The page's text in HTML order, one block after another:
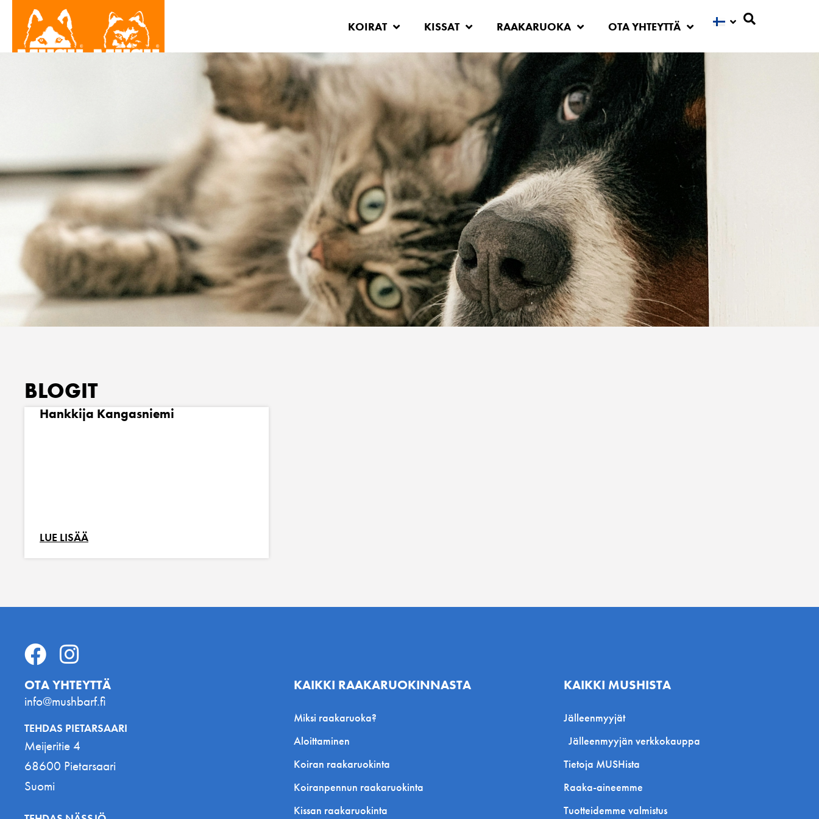
KOIRAT KISSAT RAAKARUOKA OTA YHTEYTTÄ
BLOGIT
Hankkija Kangasniemi
LUE LISÄÄ
OTA YHTEYTTÄ
info@mushbarf.fi
TEHDAS PIETARSAARI
Meijeritie 4
68600 Pietarsaari
Suomi
KAIKKI RAAKARUOKINNASTA
Miksi raakaruoka?
Aloittaminen
Koiran raakaruokinta
Koiranpennun raakaruokinta
Kissan raakaruokinta
KAIKKI MUSHISTA
Jälleenmyyjät
Jälleenmyyjän verkkokauppa
Tietoja MUSHista
Raaka-aineemme
Tuotteidemme valmistus